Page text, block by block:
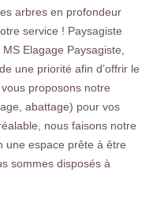
arbres en profondeur
service ! Paysagiste
Elagage Paysagiste,
une priorité afin d’offrir le
proposons notre
abattage) pour vos
nous faisons notre
une espace prête à être
sommes disposés à